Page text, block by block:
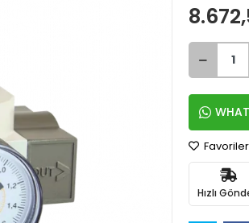
Hızlı